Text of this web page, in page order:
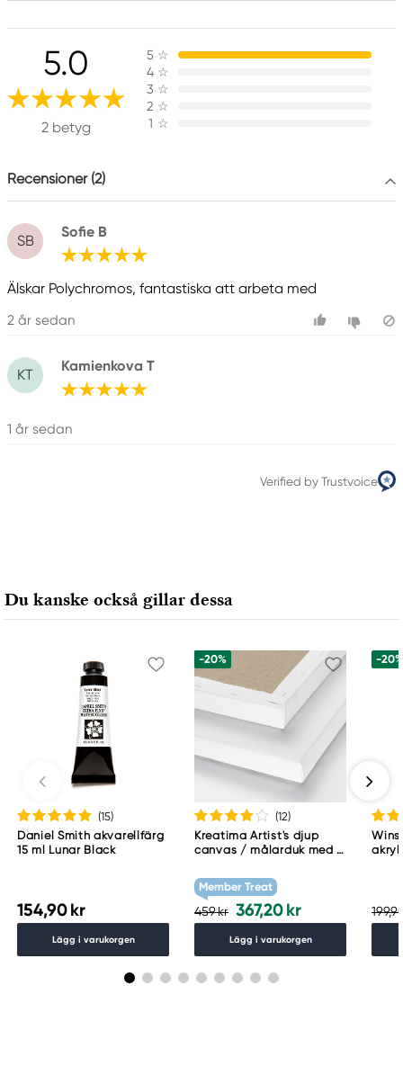
Ansvarig EU
Faber-Castell
Faber-Castell Ag
Nürnberger Straße 2
90546 Stein, Germany
5.0
2 betyg
5 ☆
4 ☆
3 ☆
2 ☆
1 ☆
Recensioner (2)
SB
Sofie B
Älskar Polychromos, fantastiska att arbeta med
2 år sedan
KT
Kamienkova T
1 år sedan
Verified by Trustvoice
Du kanske också gillar dessa
(15)
Daniel Smith akvarellfärg
15 ml Lunar Black
154,90 kr
Lägg i varukorgen
-20%
(12)
Kreatima Artist's djup
canvas / målarduk med 4
g/m²
Member Treat
459 kr 367,20 kr
Lägg i varukorgen
-